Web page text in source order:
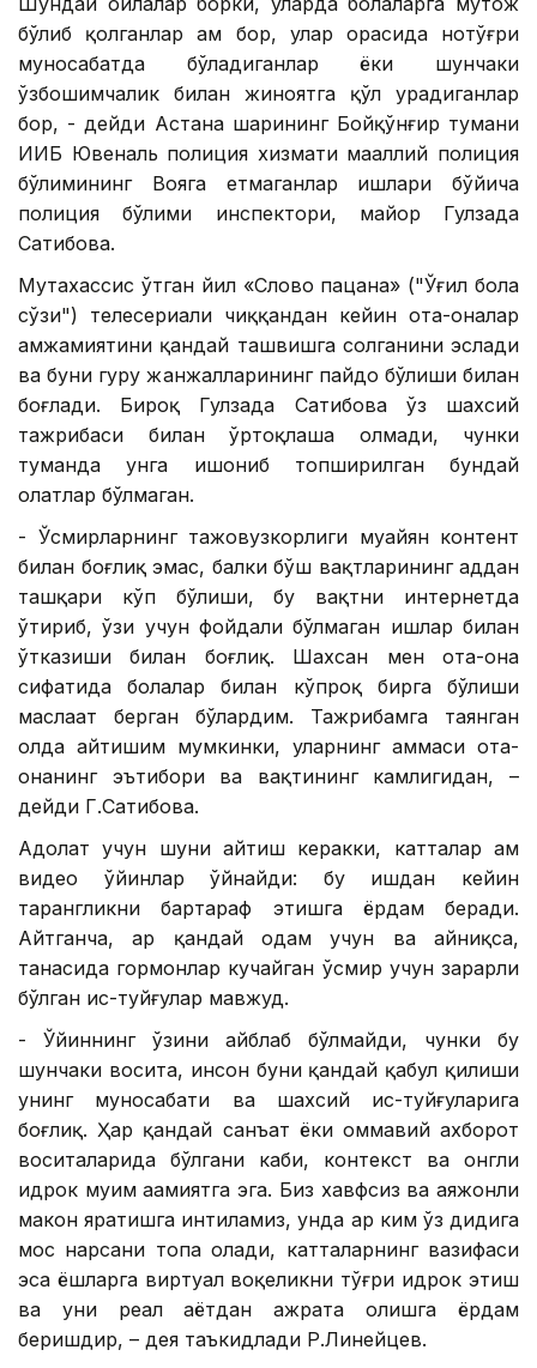
бўлиб қолганлар ҳам бор, улар орасида нотўғри
муносабатда бўладиганлар ёки шунчаки
ўзбошимчалик билан жиноятга қўл урадиганлар
бор, - дейди Астана шаҳрининг Бойқўнғир тумани
ИИБ Ювеналь полиция хизмати маҳаллий полиция
бўлимининг Вояга етмаганлар ишлари бўйича
полиция бўлими инспектори, майор Гулзада
Сатибова.
Мутахассис ўтган йил «Слово пацана» ("Ўғил бола
сўзи") телесериали чиққандан кейин ота-оналар
ҳамжамиятини қандай ташвишга солганини эслади
ва буни гуруҳ жанжалларининг пайдо бўлиши билан
боғлади. Бироқ Гулзада Сатибова ўз шахсий
тажрибаси билан ўртоқлаша олмади, чунки
туманда унга ишониб топширилган бундай
ҳолатлар бўлмаган.
- Ўсмирларнинг тажовузкорлиги муайян контент
билан боғлиқ эмас, балки бўш вақтларининг ҳаддан
ташқари кўп бўлиши, бу вақтни интернетда
ўтириб, ўзи учун фойдали бўлмаган ишлар билан
ўтказиши билан боғлиқ. Шахсан мен ота-она
сифатида болалар билан кўпроқ бирга бўлиши
маслаҳат берган бўлардим. Тажрибамга таянган
ҳолда айтишим мумкинки, уларнинг ҳаммаси ота-
онанинг эътибори ва вақтининг камлигидан, –
дейди Г.Сатибова.
Адолат учун шуни айтиш керакки, катталар ҳам
видео ўйинлар ўйнайди: бу ишдан кейин
тарангликни бартараф этишга ёрдам беради.
Айтганча, ҳар қандай одам учун ва айниқса,
танасида гормонлар кучайган ўсмир учун зарарли
бўлган ҳис-туйғулар мавжуд.
- Ўйиннинг ўзини айблаб бўлмайди, чунки бу
шунчаки восита, инсон буни қандай қабул қилиши
унинг муносабати ва шахсий ҳис-туйғуларига
боғлиқ. Ҳар қандай санъат ёки оммавий ахборот
воситаларида бўлгани каби, контекст ва онгли
идрок муҳим аҳамиятга эга. Биз хавфсиз ва ҳаяжонли
макон яратишга интиламиз, унда ҳар ким ўз дидига
мос нарсани топа олади, катталарнинг вазифаси
эса ёшларга виртуал воқеликни тўғри идрок этиш
ва уни реал ҳаётдан ажрата олишга ёрдам
беришдир, – дея таъкидлади Р.Линейцев.